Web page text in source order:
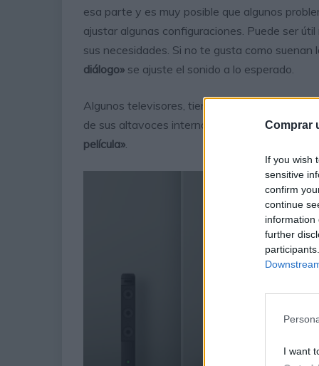
Comprar
If you wish
sensitive
confirm
continue
information
further
I want
esa parte y es muy posible que algunos
ajustar algunas configuraciones. Puede ser
sus necesidades. Si no te gusta como suenan
diálogo» se ajuste el sonido a lo esperado.
Algunos televisores, tienen un modo
de sus altavoces internos, y esto puede ser
película»